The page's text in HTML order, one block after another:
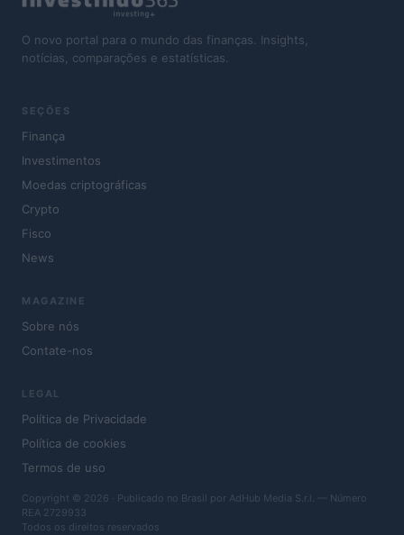
O novo portal para o mundo das finanças. Insights,
notícias, comparações e estatísticas.
SEÇÕES
Finança
Investimentos
Moedas criptográficas
Crypto
Fisco
News
MAGAZINE
Sobre nós
Contate-nos
LEGAL
Política de Privacidade
Política de cookies
Termos de uso
Copyright © 2026 · Publicado no Brasil por AdHub Media S.r.l. — Número
REA 2729933
Todos os direitos reservados